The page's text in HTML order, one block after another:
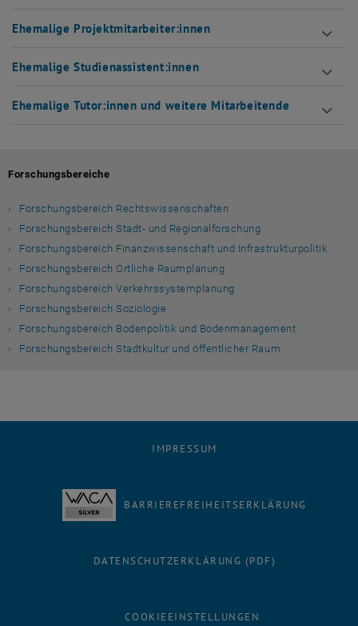
Ehemalige Projektmitarbeiter:innen
Ehemalige Studienassistent:innen
Ehemalige Tutor:innen und weitere Mitarbeitende
Forschungsbereiche
Forschungsbereich Rechtswissenschaften
Forschungsbereich Stadt- und Regionalforschung
Forschungsbereich Finanzwissenschaft und Infrastrukturpolitik
Forschungsbereich Örtliche Raumplanung
Forschungsbereich Verkehrssystemplanung
Forschungsbereich Soziologie
Forschungsbereich Bodenpolitik und Bodenmanagement
Forschungsbereich Stadtkultur und öffentlicher Raum
IMPRESSUM
BARRIEREFREIHEITSERKLÄRUNG
DATENSCHUTZERKLÄRUNG (PDF)
COOKIEEINSTELLUNGEN